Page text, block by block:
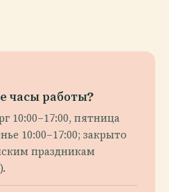
часы работы?
10:00–17:00, пятница
10:00–17:00; закрыто
праздникам
).